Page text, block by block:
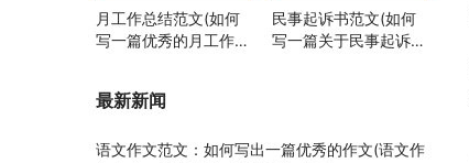
月工作总结范文(如何
写一篇优秀的月工作总
民事起诉书范文(如何
写一篇关于民事起诉书
最新新闻
语文作文范文：如何写出一篇优秀的作文(语文作